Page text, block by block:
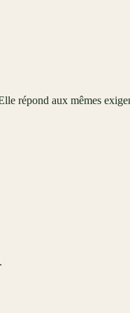
répond aux mêmes